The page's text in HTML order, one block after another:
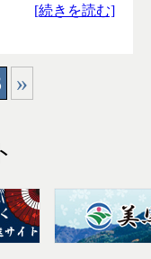
[続きを読む]
»